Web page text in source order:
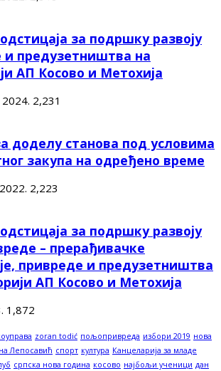
за подршку развоју
и предузетништва на
АП Косово и Метохија
2,231
доделу станова под условима
закупа на одређено време
2,223
за подршку развоју
– прерађивачке
привреде и предузетништва
АП Косово и Метохија
1,872
zoran todić пољопривреда избори 2019 нова
Лепосавић спорт култура Канцеларија за младе
српска нова година косово најбољи ученици дан